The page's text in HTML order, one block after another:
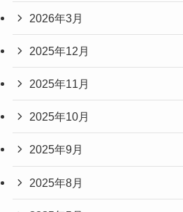
2026年3月
2025年12月
2025年11月
2025年10月
2025年9月
2025年8月